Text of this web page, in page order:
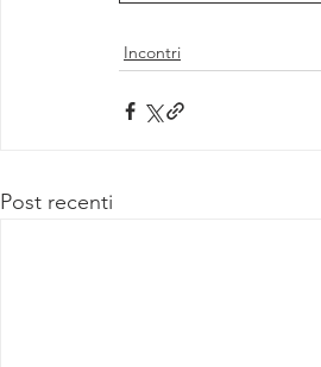
Incontri
Post recenti